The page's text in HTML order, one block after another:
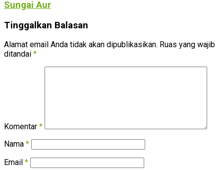
Sungai Aur
Tinggalkan Balasan
Alamat email Anda tidak akan dipublikasikan. Ruas yang wajib
ditandai *
Komentar *
Nama *
Email *